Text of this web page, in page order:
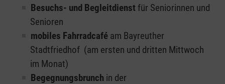
Besuchs- und Begleitdienst für Seniorinnen und
Senioren
mobiles Fahrradcafé am Bayreuther
Stadtfriedhof (am ersten und dritten Mittwoch
im Monat)
Begegnungsbrunch in der